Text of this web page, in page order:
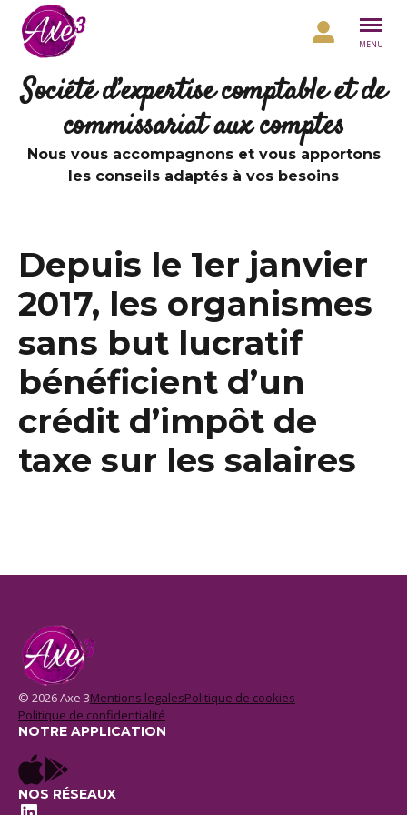
Aller au contenu
MENU
Société d’expertise comptable et de
commissariat aux comptes
Nous vous accompagnons et vous apportons
les conseils adaptés à vos besoins
Depuis le 1er janvier
2017, les organismes
sans but lucratif
bénéficient d’un
crédit d’impôt de
taxe sur les salaires
© 2026 Axe 3Mentions legalesPolitique de cookies
Politique de confidentialité
NOTRE APPLICATION
NOS RÉSEAUX